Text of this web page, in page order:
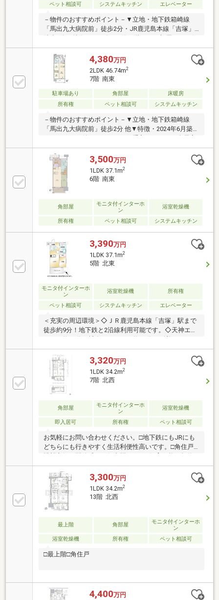
ペット相談可
システムキッチン エレベーター
－物件のおすすめポイント－▼立地・地下鉄箱崎線
「馬出九大病院前」徒歩2分・JR鹿児島本線「吉塚」
徒歩9分▼特徴・2024年6月築・階下にお部屋がない住
戸位置・2室ともにバルコニーに面する設計・LDを見
渡せる対面式キッチン・洋室約3.7帖にWICを設置・浴
室に窓有・ペット飼育可能(規約有)▼設備・オートロ
ック・宅配ボックス▼周辺環境・サニー吉塚駅前店 徒
歩9分(約660m)・セブンイレブン福岡馬出2丁目店 徒歩
3分(約210m)■ ご希望の住まい探しをお手伝いします
━━━━━・・・物件の詳細・ご相談はお気軽にお問
4,380万円
2LDK 46.74m2
7階 南東
駐車場あり 角部屋
床暖房
所有権
ペット相談可 システムキッチン
－物件のおすすめポイント－▼立地・地下鉄箱崎線
「馬出九大病院前」徒歩2分 他▼特徴・2024年6月築、
オートロック付マンション・お手入れしやすい全居室
フローリング仕様・引き戸仕様の洋室2部屋がLDに隣
接・お料理中も会話が楽しめる対面式キッチン・WIC
等、各洋室に収納スペースを配置・浴室に窓があり、
自然換気が可能・大切なペットと暮らせます(細則
有)▼設備・床暖房(LD)・宅配ボックス▼周辺環境・セ
ブンイレブン福岡馬出2丁目店 徒歩3分(約210m)■ ご希
望の住まい探しをお手伝いします ━━━━━・・・物
件の詳細・ご相談はお気軽にお問い合わせください。
3,500万円
1LDK 37.1m2
6階 南東
角部屋
モニタ付インターホ
ン
浴室乾燥機
所有権 ペット相談可 システムキッチン
3,390万円
1LDK 37.1m2
5階 北東
モニタ付インターホ
ン
浴室乾燥機 所有権
ペット相談可 システムキッチン エレベーター
＜充実の周辺環境＞◇ＪＲ鹿児島本線「吉塚」駅まで
徒歩約9分！地下鉄と2沿線利用可能です。◇天神エリ
アまで約10分、博多エリアまで約15分で到着します！
◇ゆめタウン博多 徒歩約16分＜おすすめポイント＞
○ペット飼育可能です♪○2024年竣工の築浅マンション
です。○居室内、ゆとりのある居住環境をお過ごしい
ただけます！※一部画像は、室内を見やすくするため
不要な私物等を画像加工により削除しています。現況
と異なる場合は現地をご確認ください。
3,320万円
1LDK 34.2m2
7階 北西
角部屋
モニタ付インターホ
ン
浴室乾燥機
即入居可 所有権 ペット相談可
お気軽にお問い合わせください。□地下鉄にもJRにも
どちらにも行きやすく生活利便性高いです。□角住戸×
眺望良好、開放感ある住空間□ペット飼育可能（規約
による制限あり）
3,300万円
1LDK 34.2m2
13階 北西
最上階 角部屋
モニタ付インターホ
ン
浴室乾燥機
所有権 ペット相談可
□最上階□角住戸
4,400万円